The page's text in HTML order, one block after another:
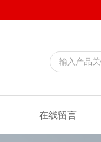
在线留言